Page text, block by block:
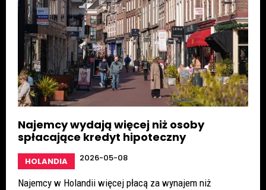
Najemcy wydają więcej niż osoby
spłacające kredyt hipoteczny
HOLANDIA 2026-05-08
Najemcy w Holandii więcej płacą za wynajem niż